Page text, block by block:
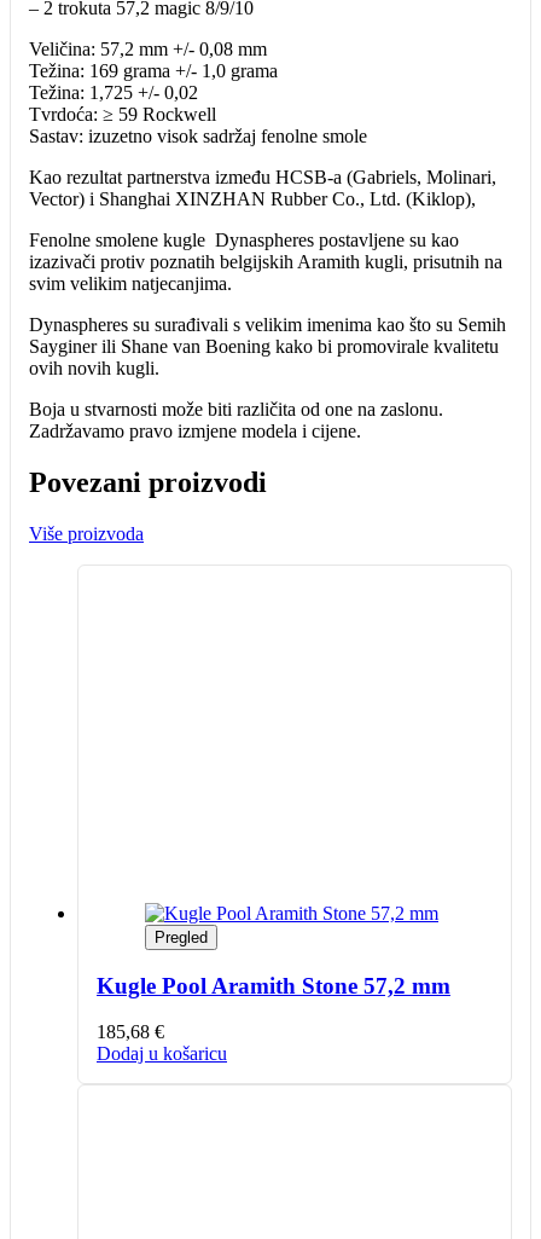
– 2 trokuta 57,2 magic 8/9/10
Veličina: 57,2 mm +/- 0,08 mm
Težina: 169 grama +/- 1,0 grama
Težina: 1,725 +/- 0,02
Tvrdoća: ≥ 59 Rockwell
Sastav: izuzetno visok sadržaj fenolne smole
Kao rezultat partnerstva između HCSB-a (Gabriels, Molinari,
Vector) i Shanghai XINZHAN Rubber Co., Ltd. (Kiklop),
Fenolne smolene kugle Dynaspheres postavljene su kao
izazivači protiv poznatih belgijskih Aramith kugli, prisutnih na
svim velikim natjecanjima.
Dynaspheres su surađivali s velikim imenima kao što su Semih
Sayginer ili Shane van Boening kako bi promovirale kvalitetu
ovih novih kugli.
Boja u stvarnosti može biti različita od one na zaslonu.
Zadržavamo pravo izmjene modela i cijene.
Povezani proizvodi
Više proizvoda
Pregled
Kugle Pool Aramith Stone 57,2 mm
185,68 €
Dodaj u košaricu